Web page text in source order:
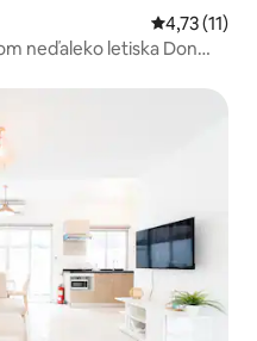
Priemerné
4,73 (11)
neďaleko letiska Don